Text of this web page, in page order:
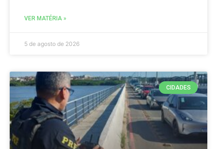
VER MATÉRIA »
5 de agosto de 2026
CIDADES